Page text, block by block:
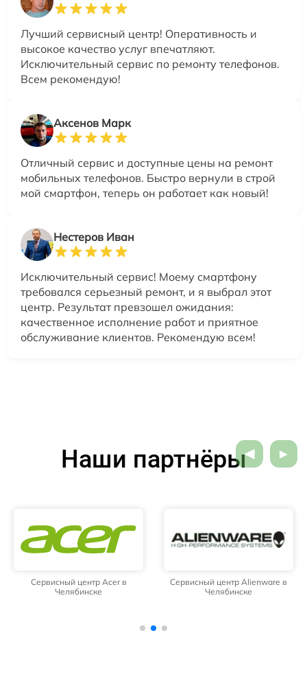
Лучший сервисный центр! Оперативность и
высокое качество услуг впечатляют.
Исключительный сервис по ремонту телефонов.
Всем рекомендую!
Аксенов Марк
Отличный сервис и доступные цены на ремонт
мобильных телефонов. Быстро вернули в строй
мой смартфон, теперь он работает как новый!
Нестеров Иван
Исключительный сервис! Моему смартфону
требовался серьезный ремонт, и я выбрал этот
центр. Результат превзошел ожидания:
качественное исполнение работ и приятное
обслуживание клиентов. Рекомендую всем!
Наши партнёры
Сервисный центр Acer в
Челябинске
Сервисный центр Alienware в
Челябинске